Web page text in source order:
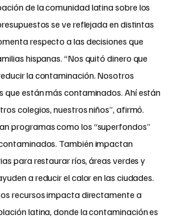
de la comunidad latina sobre los
se ve reflejada en distintas
respecto a las decisiones que
hispanas. “Nos quitó dinero que
la contaminación. Nosotros
que están más contaminados. Ahí están
colegios, nuestros niños”, afirmó.
programas como los “superfondos”
También impactan
para restaurar ríos, áreas verdes y
a reducir el calor en las ciudades.
recursos impacta directamente a
latina, donde la contaminación es